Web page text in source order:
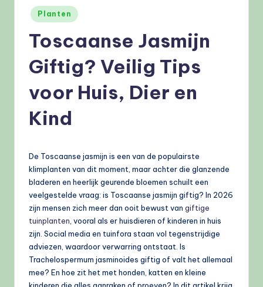
Geplaatst
in
Planten
Toscaanse Jasmijn
Giftig? Veilig Tips
voor Huis, Dier en
Kind
De Toscaanse jasmijn is een van de populairste
klimplanten van dit moment, maar achter die glanzende
bladeren en heerlijk geurende bloemen schuilt een
veelgestelde vraag: is Toscaanse jasmijn giftig? In 2026
zijn mensen zich meer dan ooit bewust van giftige
tuinplanten , vooral als er huisdieren of kinderen in huis
zijn. Social media en tuinfora staan vol tegenstrijdige
adviezen, waardoor verwarring ontstaat. Is
Trachelospermum jasminoides giftig of valt het allemaal
mee? En hoe zit het met honden, katten en kleine
kinderen die alles aanraken of proeven? In dit artikel krijg